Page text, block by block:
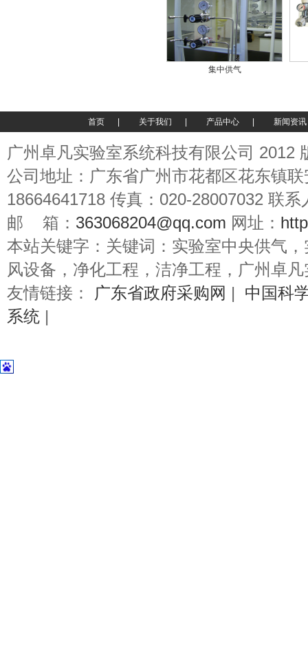
集中供气
首页 关于我们 产品中心 新闻资讯
广州卓凡实验室系统科技有限公司 2012
公司地址：广东省广州市花都区花东
18664641718 传真：020-28007032 联系
邮 箱： 363068204@qq.com 网址：
本站关键字：关键词：实验室中央供气
风设备，净化工程，洁净工程，广州卓
友情链接：
广东省政府采购网 | 中国科
系统 |